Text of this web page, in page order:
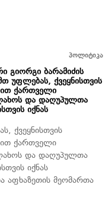
პოლიტიკა
გიორგი ბარამიძის
უფლებას, ქვეყნისთვის
ქართველი
და დაღუპულთა
იქნას
ქვეყნისთვის
ქართველი
და დაღუპულთა
იქნას
აფხაზეთის მეომართა